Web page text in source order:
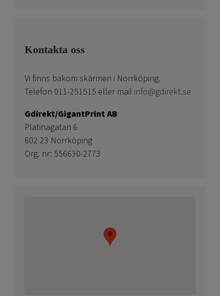
Kontakta oss
Vi finns bakom skärmen i Norrköping.
Telefon 011-251515 eller mail info@gdirekt.se
Gdirekt/GigantPrint AB
Platinagatan 6
602 23 Norrköping
Org. nr: 556630-2773